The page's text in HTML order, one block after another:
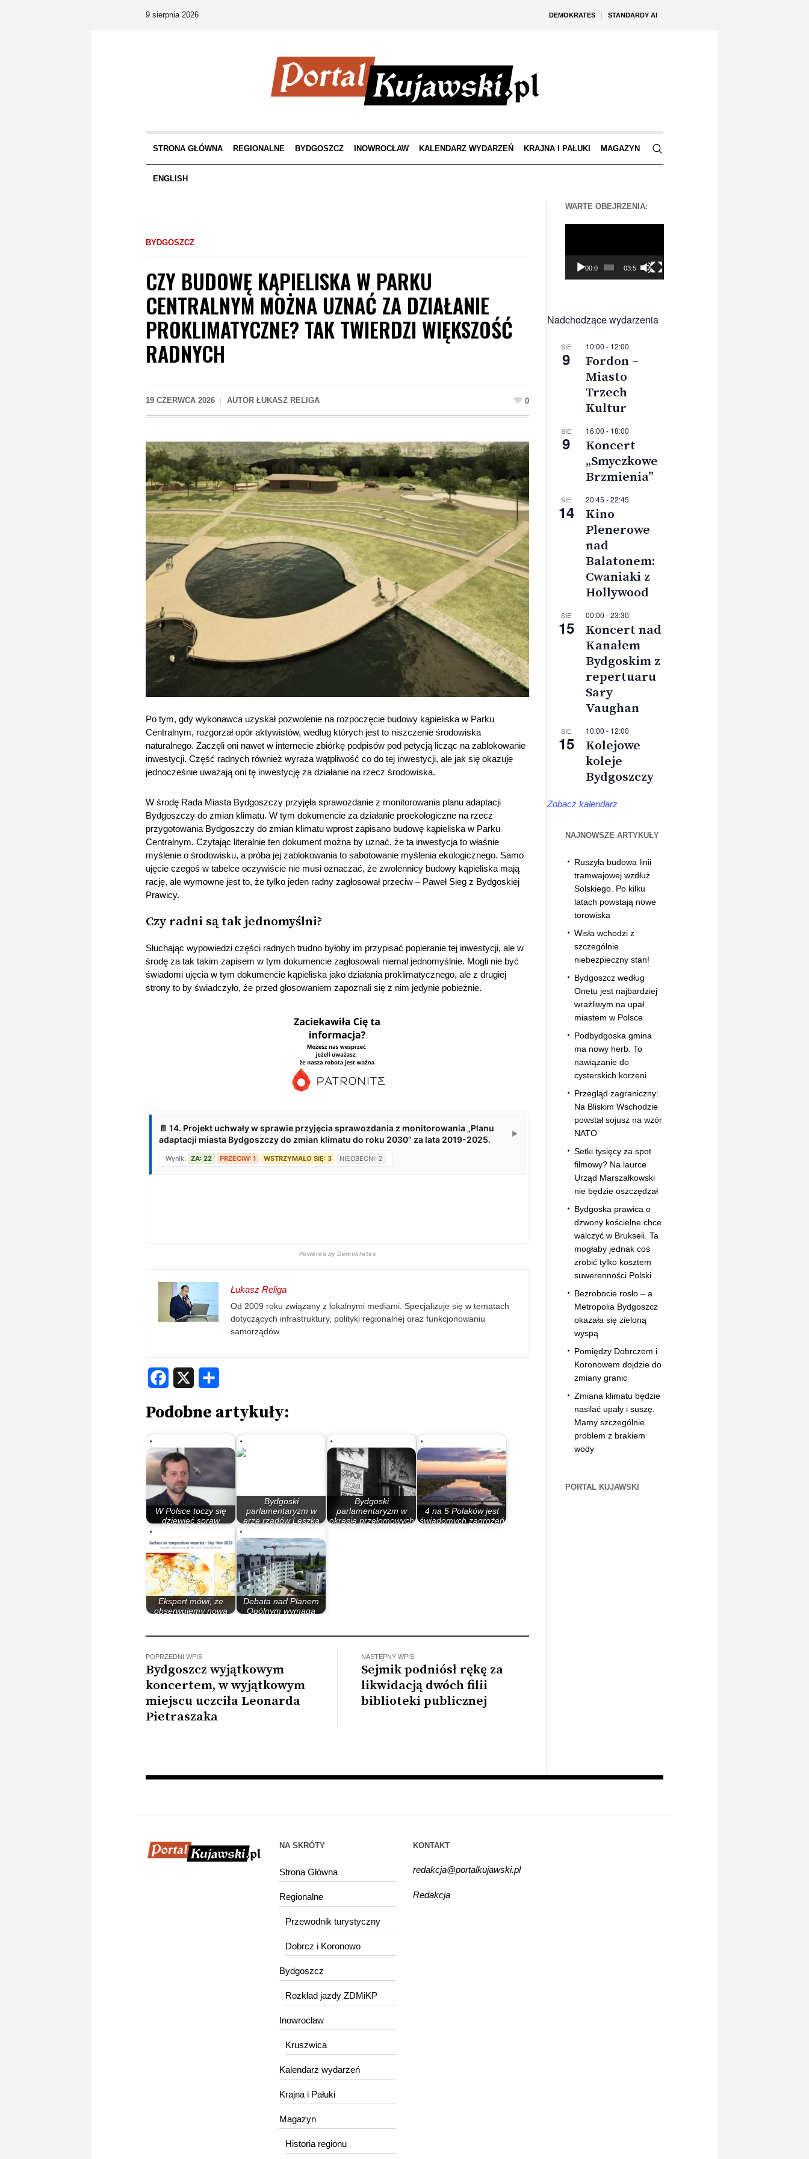
DEMOKRATES STANDARDY AI
9 sierpnia 2026
STRONA GŁÓWNA REGIONALNE BYDGOSZCZ INOWROCŁAW KALENDARZ WYDARZEŃ KRAJNA I PAŁUKI MAGAZYN
ENGLISH
BYDGOSZCZ
CZY BUDOWĘ KĄPIELISKA W PARKU
CENTRALNYM MOŻNA UZNAĆ ZA DZIAŁANIE
PROKLIMATYCZNE? TAK TWIERDZI WIĘKSZOŚĆ
RADNYCH
19 CZERWCA 2026 AUTOR ŁUKASZ RELIGA 0
Po tym, gdy wykonawca uzyskał pozwolenie na rozpoczęcie budowy kąpieliska w Parku
Centralnym, rozgorzał opór aktywistów, według których jest to niszczenie środowiska
naturalnego. Zaczęli oni nawet w internecie zbiórkę podpisów pod petycją licząc na zablokowanie
inwestycji. Część radnych również wyraża wątpliwość co do tej inwestycji, ale jak się okazuje
jednocześnie uważają oni tę inwestycję za działanie na rzecz środowiska.
W środę Rada Miasta Bydgoszczy przyjęła sprawozdanie z monitorowania planu adaptacji
Bydgoszczy do zmian klimatu. W tym dokumencie za działanie proekologiczne na rzecz
przygotowania Bydgoszczy do zmian klimatu wprost zapisano budowę kąpieliska w Parku
Centralnym. Czytając literalnie ten dokument można by uznać, że ta inwestycja to właśnie
myślenie o środowisku, a próba jej zablokowania to sabotowanie myślenia ekologicznego. Samo
ujęcie czegoś w tabelce oczywiście nie musi oznaczać, że zwolennicy budowy kąpieliska mają
rację, ale wymowne jest to, że tylko jeden radny zagłosował przeciw – Paweł Sieg z Bydgoskiej
Prawicy.
Czy radni są tak jednomyślni?
Słuchając wypowiedzi części radnych trudno byłoby im przypisać popieranie tej inwestycji, ale w
środę za tak takim zapisem w tym dokumencie zagłosowali niemal jednomyślnie. Mogli nie być
świadomi ujęcia w tym dokumencie kąpieliska jako działania proklimatycznego, ale z drugiej
strony to by świadczyło, że przed głosowaniem zapoznali się z nim jedynie pobieżnie.
Powered by Demokrates
Łukasz Religa
Od 2009 roku związany z lokalnymi mediami. Specjalizuje się w tematach
dotyczących infrastruktury, polityki regionalnej oraz funkcjonowaniu
samorządów.
Facebook
Podobne artykuły:
W Polsce toczy się
dziewięć spraw
Bydgoski
parlamentaryzm w
erze rządów Leszka
Bydgoski
parlamentaryzm w
okresie przełomowych
4 na 5 Polaków jest
świadomych zagrożeń
Ekspert mówi, że
obserwujemy nową
Debata nad Planem
Ogólnym wymaga
POPRZEDNI WPIS
Bydgoszcz wyjątkowym
koncertem, w wyjątkowym
miejscu uczciła Leonarda
Pietraszaka
NASTĘPNY WPIS
Sejmik podniósł rękę za
likwidacją dwóch filii
biblioteki publicznej
WARTE OBEJRZENIA:
00:00 03:56
Nadchodzące wydarzenia
SIE
9
10:00 - 12:00
Fordon –
Miasto
Trzech
Kultur
SIE
9
16:00 - 18:00
Koncert
„Smyczkowe
Brzmienia”
SIE
14
20:45 -22:45
Kino
Plenerowe
nad
Balatonem:
Cwaniaki z
Hollywood
SIE
15
00:00 -23:30
Koncert nad
Kanałem
Bydgoskim z
repertuaru
Sary
Vaughan
SIE
15
10:00 - 12:00
Kolejowe
koleje
Bydgoszczy
Zobacz kalendarz
NAJNOWSZE ARTYKUŁY
Ruszyła budowa linii
tramwajowej wzdłuż
Solskiego. Po kilku
latach powstają nowe
torowiska
Wisła wchodzi z
szczególnie
niebezpieczny stan!
Bydgoszcz według
Onetu jest najbardziej
wrażliwym na upał
miastem w Polsce
Podbydgoska gmina
ma nowy herb. To
nawiązanie do
cysterskich korzeni
Przegląd zagraniczny:
Na Bliskim Wschodzie
powstał sojusz na wzór
NATO
Setki tysięcy za spot
filmowy? Na laurce
Urząd Marszałkowski
nie będzie oszczędzał
Bydgoska prawica o
dzwony kościelne chce
walczyć w Brukseli. Ta
mogłaby jednak coś
zrobić tylko kosztem
suwerenności Polski
Bezrobocie rosło – a
Metropolia Bydgoszcz
okazała się zieloną
wyspą
Pomiędzy Dobrczem i
Koronowem dojdzie do
zmiany granic
Zmiana klimatu będzie
nasilać upały i suszę.
Mamy szczególnie
problem z brakiem
wody
PORTAL KUJAWSKI
NA SKRÓTY
Strona Główna
Regionalne
Przewodnik turystyczny
Dobrcz i Koronowo
Bydgoszcz
Rozkład jazdy ZDMiKP
Inowrocław
Kruszwica
Kalendarz wydarzeń
Krajna i Pałuki
Magazyn
Historia regionu
KONTAKT
redakcja@portalkujawski.pl
Redakcja